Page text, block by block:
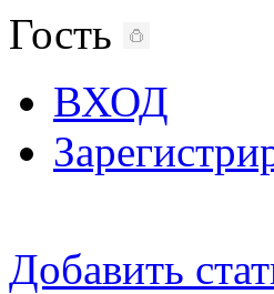
Гость
ВХОД
Добавить